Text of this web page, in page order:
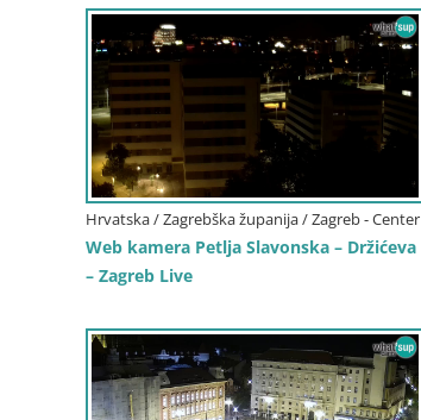
Hrvatska / Zagrebška županija / Zagreb - Center
Web kamera Petlja Slavonska – Držićeva
– Zagreb Live